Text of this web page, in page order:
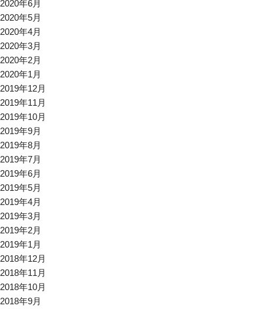
2020年6月
2020年5月
2020年4月
2020年3月
2020年2月
2020年1月
2019年12月
2019年11月
2019年10月
2019年9月
2019年8月
2019年7月
2019年6月
2019年5月
2019年4月
2019年3月
2019年2月
2019年1月
2018年12月
2018年11月
2018年10月
2018年9月